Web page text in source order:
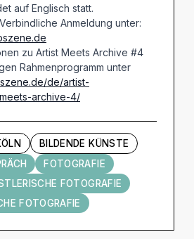
auf Englisch statt.
Anmeldung unter:
zu Artist Meets Archive #4
Rahmenprogramm unter
de/artist-
archive-4/
BILDENDE KÜNSTE
FOTOGRAFIE
FOTOGRAFIE
FOTOGRAFIE